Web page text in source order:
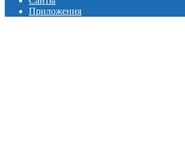
Приложения